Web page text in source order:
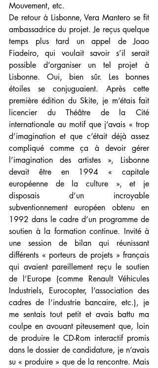
Mouvement, etc.
De retour à Lisbonne, Vera Mantero se fit
ambassadrice du projet. Je reçus quelque
temps plus tard un appel de Joao
Fiadeiro, qui voulait savoir s’il serait
possible d’organiser un tel projet à
Lisbonne. Oui, bien sûr. Les bonnes
étoiles se conjuguaient. Après cette
première édition du Skite, je m’étais fait
licencier du Théâtre de la Cité
internationale au motif que j’avais « trop
d’imagination et que c’était déjà assez
compliqué comme ça à devoir gérer
l’imagination des artistes », Lisbonne
devait être en 1994 « capitale
européenne de la culture », et je
disposais d’un incroyable
subventionnement européen obtenu en
1992 dans le cadre d’un programme de
soutien à la formation continue. Invité à
une session de bilan qui réunissant
différents « porteurs de projets » français
qui avaient pareillement reçu le soutien
de l’Europe (comme Renault Véhicules
Industriels, Eurocopter, l’association des
cadres de l’industrie bancaire, etc.), je
me sentais tout petit et avais battu ma
coulpe en avouant piteusement que, loin
de produire le CD-Rom interactif promis
dans le dossier de candidature, je n’avais
su « produire » que de la rencontre. Mais